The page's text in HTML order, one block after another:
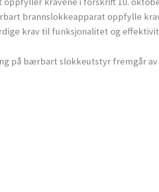
brannslokkeapparat oppfylle
krav til funksjonalitet og
på bærbart slokkeutstyr fremgår av